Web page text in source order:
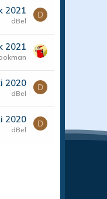
2021
dBel
D
2021
2020
dBel
D
2020
dBel
D